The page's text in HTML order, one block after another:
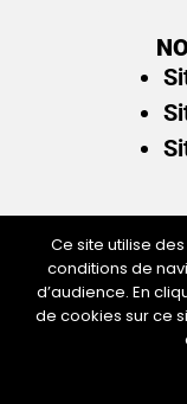
Plan du site/
Ce site utilise
conditions de
d’audience. En
de cookies sur ce